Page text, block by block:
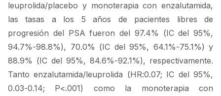
leuprolida/placebo y monoterapia con enzalutamida,
las tasas a los 5 años de pacientes libres de
progresión del PSA fueron del 97.4% (IC del 95%,
94.7%-98.8%), 70.0% (IC del 95%, 64.1%-75.1%) y
88.9% (IC del 95%, 84.6%-92.1%), respectivamente.
Tanto enzalutamida/leuprolida (HR:0.07; IC del 95%,
0.03-0.14; P<.001) como la monoterapia con